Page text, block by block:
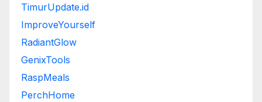
TimurUpdate.id
ImproveYourself
RadiantGlow
GenixTools
RaspMeals
PerchHome